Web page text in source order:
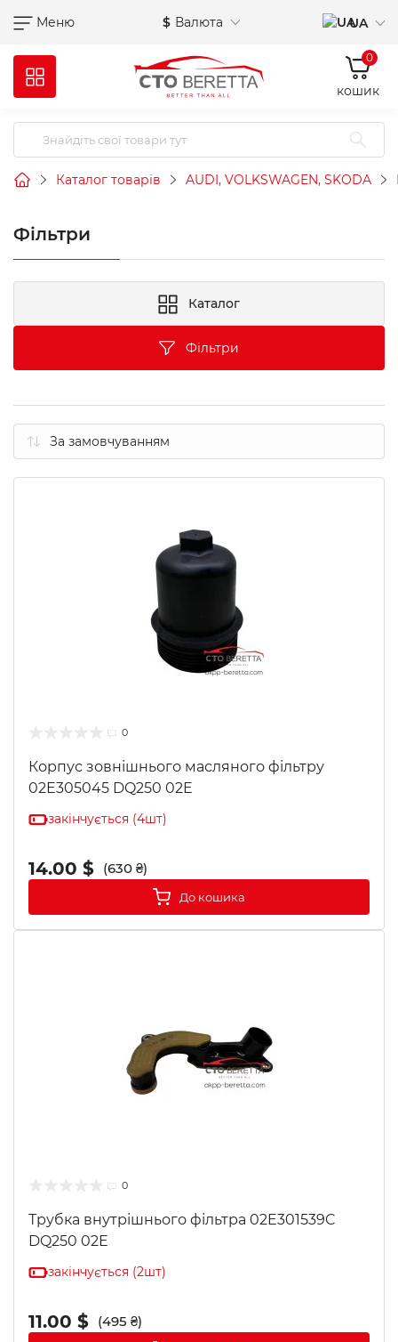
Меню $ Валюта UA
0
кошик
Каталог товарів AUDI, VOLKSWAGEN, SKODA
Фільтри
Каталог
Фільтри
0
Корпус зовнішнього масляного фільтру
02E305045 DQ250 02E
закінчується (4шт)
14.00 $ (630 ₴)
До кошика
0
Трубка внутрішнього фільтра 02E301539C
DQ250 02E
закінчується (2шт)
11.00 $ (495 ₴)